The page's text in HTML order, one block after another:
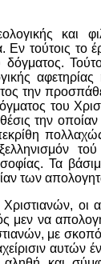
και
Εν τούτοις
την
του
την
τού
Τα
των
οι
μεν να
με
αυτών